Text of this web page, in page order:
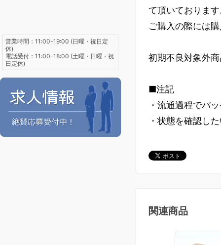
て頂いておりま
ご購入の際には
初期不良対象外
■注記
・流通過程でパ
・状態を確認し
関連商品
営業時間：11:00-19:00 (日曜・祝日定
休)
電話受付：11:00-18:00 (土曜・日曜・祝
日定休)